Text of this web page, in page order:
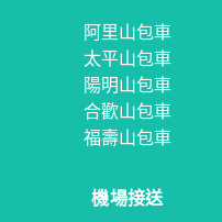
阿里山包車
太平山包車
陽明山包車
合歡山包車
福壽山包車
機場接送